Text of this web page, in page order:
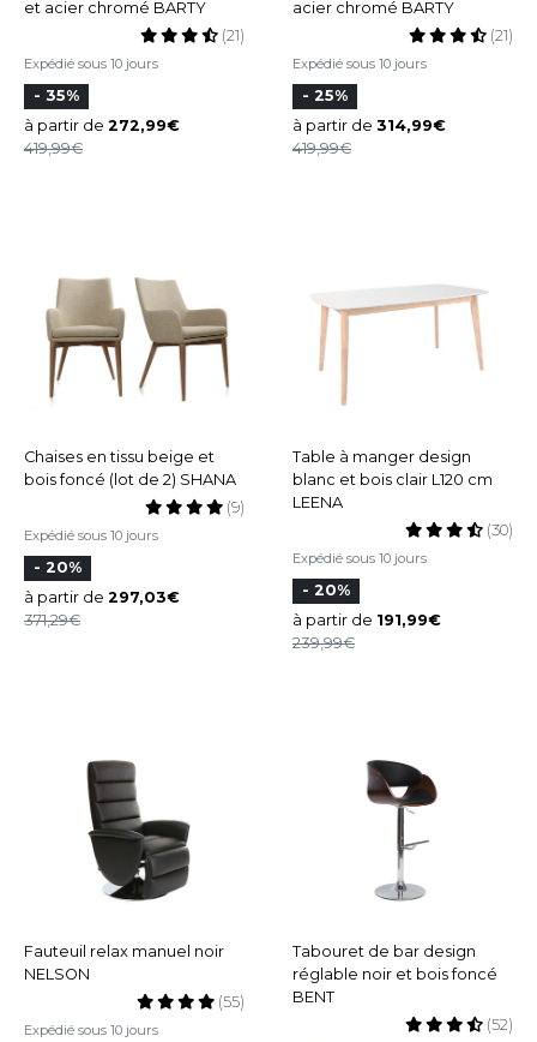
et acier chromé BARTY
Expédié sous 10 jours
(21)
- 35%
à partir de 272,99
419,99
acier chromé BARTY
Expédié sous 10 jours
(21)
- 25%
à partir de 314,99
419,99
Chaises en tissu beige et
bois foncé (lot de 2) SHANA
Expédié sous 10 jours
(9)
- 20%
à partir de 297,03
371,29
Table à manger design
blanc et bois clair L120 cm
LEENA
Expédié sous 10 jours
(30)
- 20%
à partir de 191,99
239,99
Fauteuil relax manuel noir
NELSON
Expédié sous 10 jours
(55)
Tabouret de bar design
réglable noir et bois foncé
BENT
(52)